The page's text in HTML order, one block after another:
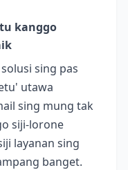
kanggo
sing pas
utawa
sing mung tak
siji-lorone
layanan sing
banget.